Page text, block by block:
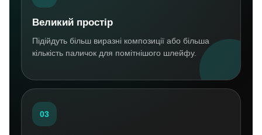
Великий простір
Підійдуть більш виразні композиції або більша
кількість паличок для помітнішого шлейфу.
03